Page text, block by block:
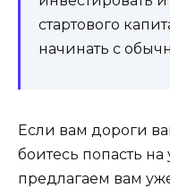
стартового
начинать с
Если вам дороги
боитесь попасть
предлагаем вам